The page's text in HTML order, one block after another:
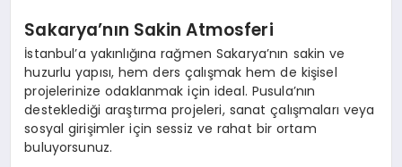
Sakarya’nın Sakin Atmosferi
İstanbul’a yakınlığına rağmen Sakarya’nın sakin ve
huzurlu yapısı, hem ders çalışmak hem de kişisel
projelerinize odaklanmak için ideal. Pusula’nın
desteklediği araştırma projeleri, sanat çalışmaları veya
sosyal girişimler için sessiz ve rahat bir ortam
buluyorsunuz.